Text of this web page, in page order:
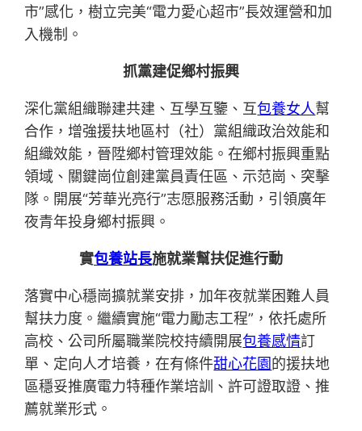
市”感化，樹立完美“電力愛心超市”長效運營和加
入機制。
抓黨建促鄉村振興
深化黨組織聯建共建、互學互鑒、互包養女人幫
合作，增強援扶地區村（社）黨組織政治效能和
組織效能，晉陞鄉村管理效能。在鄉村振興重點
領域、關鍵崗位創建黨員責任區、示范崗、突擊
隊。開展“芳華光亮行”志愿服務活動，引領廣年
夜青年投身鄉村振興。
實包養站長施就業幫扶促進行動
落實中心穩崗擴就業安排，加年夜就業困難人員
幫扶力度。繼續實施“電力勵志工程”，依托處所
高校、公司所屬職業院校持續開展包養感情訂
單、定向人才培養，在有條件甜心花園的援扶地
區穩妥推廣電力特種作業培訓、許可證取證、推
薦就業形式。